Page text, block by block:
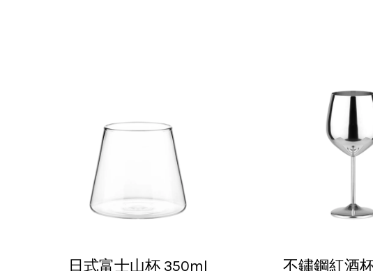
超用心的包裝，非常好用的產品，謝謝賣家，價格超優惠，CP
日式富士山杯 350ml 不鏽鋼紅酒